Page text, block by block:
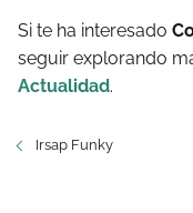
Si te ha interesado
seguir explorando
Actualidad.
Irsap Funky